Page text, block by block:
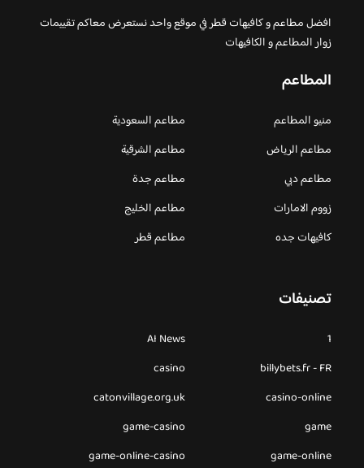
افضل مطاعم و كافيهات قطر في موقع واحد نستعرض معاكم تقييمات
زوار المطاعم و الكافيهات
المطاعم
منيو المطاعم
مطاعم السعودية
مطاعم الرياض
مطاعم الشرقية
مطاعم دبي
مطاعم جدة
زووم الامارات
مطاعم الخليج
كافيهات جده
مطاعم قطر
تصنيفات
1
AI News
billybets.fr - FR
casino
casino-online
catonvillage.org.uk
game
game-casino
game-online
game-online-casino